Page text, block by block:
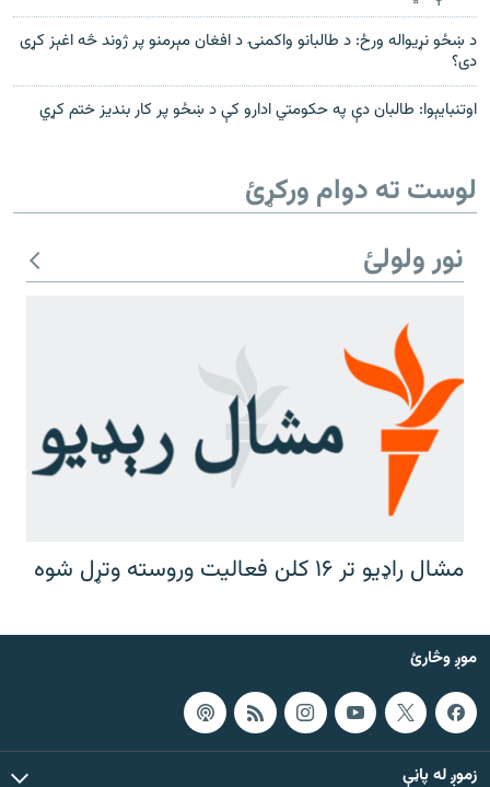
د ښځو نړیواله ورځ: د طالبانو واکمنۍ د افغان مېرمنو پر ژوند څه اغېز کړی
دی؟
اوتنبایېوا: طالبان دې په حکومتي ادارو کې د ښځو پر کار بندیز ختم کړي
لوست ته دوام ورکړئ
نور ولولئ
مشال راډیو تر ۱۶ کلن فعالیت وروسته وتړل شوه
موږ وڅارئ
زموږ له پاڼې